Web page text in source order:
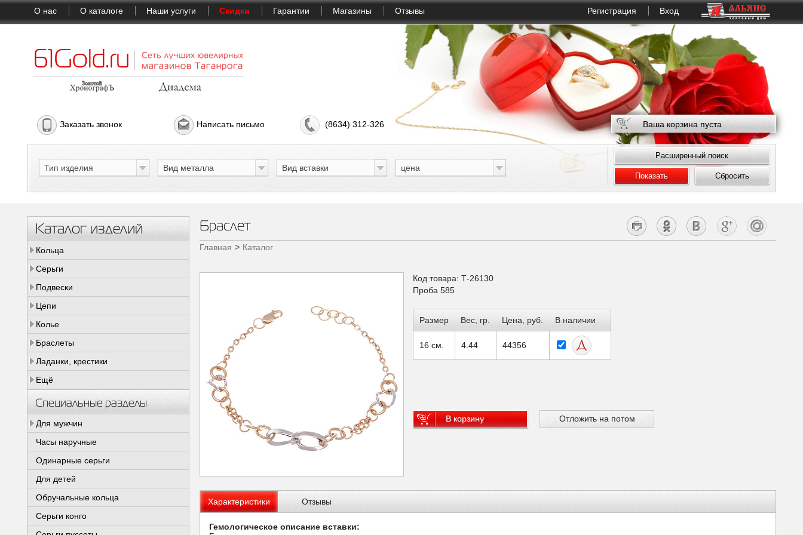
О нас О каталоге Наши услуги Скидки Гарантии Магазины Отзывы Регистрация Вход
Заказать звонок Написать письмо (8634) 312-326 Ваша корзина пуста
Тип изделия Вид металла Вид вставки цена
Расширенный поиск
Показать Сбросить
Каталог изделий
Кольца
Серьги
Подвески
Цепи
Колье
Браслеты
Ладанки, крестики
Ещё
Специальные разделы
Для мужчин
Часы наручные
Одинарные серьги
Для детей
Обручальные кольца
Серьги конго
Браслет
Главная Каталог
Код товара: Т-26130
Проба 585
Размер Вес, гр. Цена, руб. В наличии
16 см. 4.44 44356
В корзину Отложить на потом
Характеристики Отзывы
Гемологическое описание вставки: